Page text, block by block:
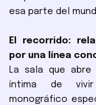
esa parte del
El recorrido:
por una línea
La sala que abre
íntima de
monográfico